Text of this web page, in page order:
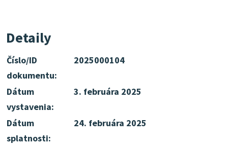
Detaily
Číslo/ID
dokumentu:
2025000104
Dátum
vystavenia:
3. februára 2025
Dátum
splatnosti:
24. februára 2025